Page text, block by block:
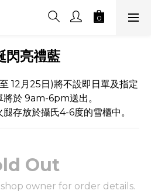
閃亮禮藍
12月25日)將不設即日單及指定
於 9am-6pm送出。
存放於攝氏4-6度的雪櫃中。
Out
owner for order details.